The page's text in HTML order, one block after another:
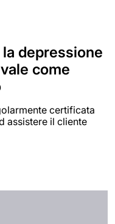
depressione
come
certificata
assistere il cliente